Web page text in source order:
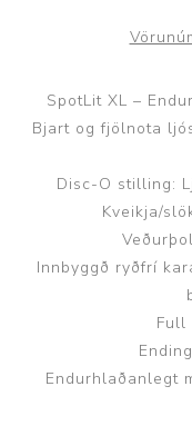
SpotLit XL –
Bjart og fjölnota
Disc-O stilling:
Kveikja/
Innbyggð ryðfrí
Full
Endurhlaðanlegt